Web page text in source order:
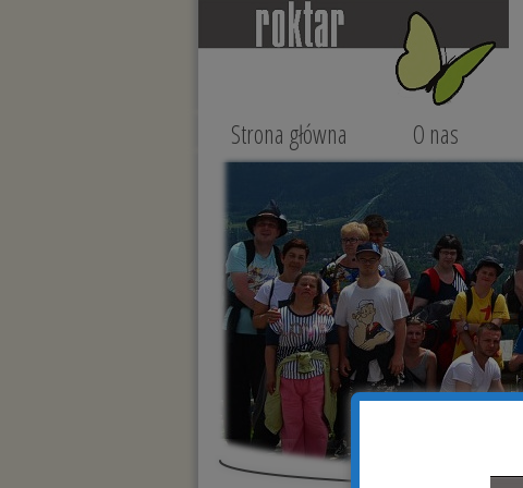
Strona główna O nas